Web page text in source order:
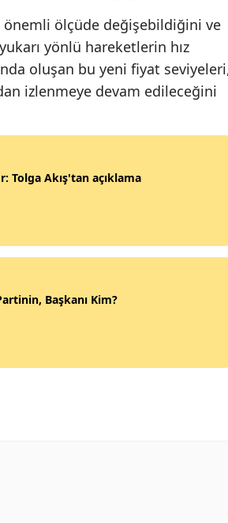
Şırnak
Ardahan
Osmaniye
önemli ölçüde değişebildiğini ve
yönlü hareketlerin hız
oluşan bu yeni fiyat
izlenmeye devam edileceğini
Tolga Akış'tan açıklama
Başkanı Kim?